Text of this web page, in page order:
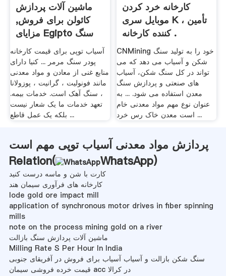
ماشین آلات پردازش
کائولن برای فروش,
مزایای Egipto سنگ
آسیاب توپی برای قیمت کارخانه
پودر سنگ مرمر ... کنیا دارای
منابع غنی از معادن و مواد معدنی
مانند فونولیت ، گرانیت ، پوزولانا
، سنگ آهک است. خدمات بیمه.
تعهد خدمات ما یک شعار نیست
بلکه یک عمل قاطع ...
کارخانه خرد کردن
موبایل سری K ، تأمین
کننده کارخانه .
CNMining خود را به تولید سنگ
شکن و آسیاب می دهد که می
تواند در کل سنگ شکن، آسیاب
های صنعتی و پردازش سنگ
معدن استفاده می شود. ... به
عنوان نوع مهم مواد معدنی خام
است معدن خاک رس خرد ...
پردازش مواد معدنی آسیاب توپی مهم است
Relation(
WhatsApp)
کارت با شن و ماسه درست کنید
کارخانه های فرآوری سیمان هند
lode gold ore impact mill
application of synchronous motor drives in fiber spinning
mills
note on the process mining gold on a river
ماشین آلات پردازش سنگ بازالت
Milling Rate S Per Hour In India
سنگ شکن بازالت و آسیاب آسیاب برای فروش در آفریقای جنوبی
قیمت خرده فروشی سیمان acc در کرالا